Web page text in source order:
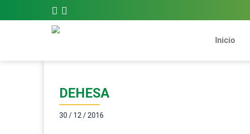
Inicio
DEHESA
30 / 12 / 2016